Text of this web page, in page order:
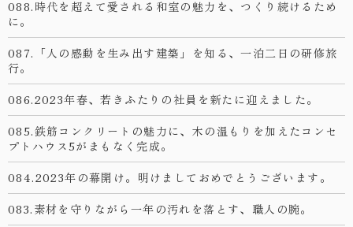
088.時代を超えて愛される和室の魅力を、つくり続けるため
に。
087.「人の感動を生み出す建築」を知る、一泊二日の研修旅
行。
086.2023年春、若きふたりの社員を新たに迎えました。
085.鉄筋コンクリートの魅力に、木の温もりを加えたコンセ
プトハウス5がまもなく完成。
084.2023年の幕開け。明けましておめでとうございます。
083.素材を守りながら一年の汚れを落とす、職人の腕。